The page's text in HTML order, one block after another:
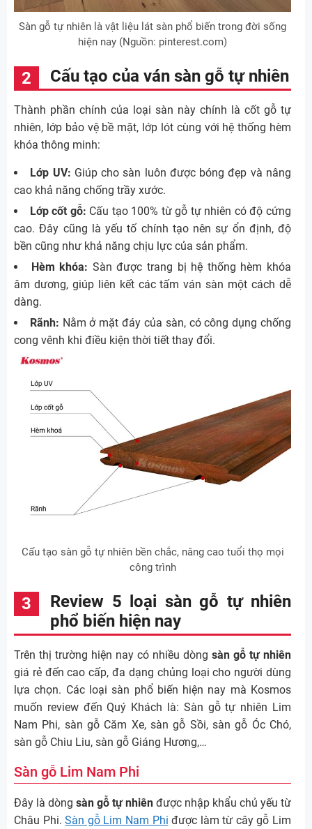
Sàn gỗ tự nhiên là vật liệu lát sàn phổ biến trong đời sống
hiện nay (Nguồn: pinterest.com)
Cấu tạo của ván sàn gỗ tự nhiên
Thành phần chính của loại sàn này chính là cốt gỗ tự
nhiên, lớp bảo vệ bề mặt, lớp lót cùng với hệ thống hèm
khóa thông minh:
Lớp UV: Giúp cho sàn luôn được bóng đẹp và nâng
cao khả năng chống trầy xước.
Lớp cốt gỗ: Cấu tạo 100% từ gỗ tự nhiên có độ cứng
cao. Đây cũng là yếu tố chính tạo nên sự ổn định, độ
bền cũng như khả năng chịu lực của sản phẩm.
Hèm khóa: Sàn được trang bị hệ thống hèm khóa
âm dương, giúp liên kết các tấm ván sàn một cách dễ
dàng.
Rãnh: Nằm ở mặt đáy của sàn, có công dụng chống
cong vênh khi điều kiện thời tiết thay đổi.
Cấu tạo sàn gỗ tự nhiên bền chắc, nâng cao tuổi thọ mọi
công trình
Review 5 loại sàn gỗ tự nhiên
phổ biến hiện nay
Trên thị trường hiện nay có nhiều dòng sàn gỗ tự nhiên
giá rẻ đến cao cấp, đa dạng chủng loại cho người dùng
lựa chọn. Các loại sàn phổ biến hiện nay mà Kosmos
muốn review đến Quý Khách là: Sàn gỗ tự nhiên Lim
Nam Phi, sàn gỗ Căm Xe, sàn gỗ Sồi, sàn gỗ Óc Chó,
sàn gỗ Chiu Liu, sàn gỗ Giáng Hương,…
Sàn gỗ Lim Nam Phi
Đây là dòng sàn gỗ tự nhiên được nhập khẩu chủ yếu từ
Châu Phi.Sàn gỗ Lim Nam Phi được làm từ cây gỗ Lim